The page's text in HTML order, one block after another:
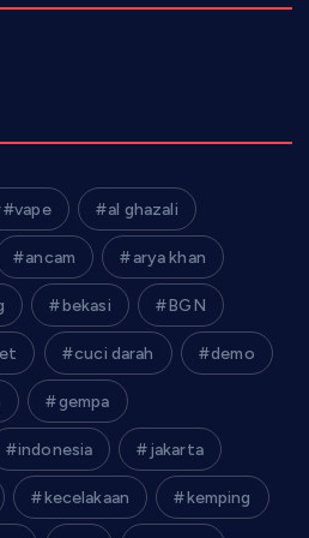
#vape al ghazali
ancam arya khan
bekasi BGN
cuci darah demo
gempa
indonesia jakarta
kecelakaan kemping